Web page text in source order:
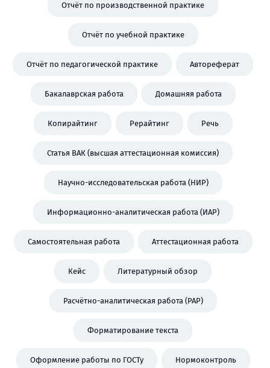
Отчёт по производственной практике
Отчёт по учебной практике
Отчёт по педагогической практике Автореферат
Бакалаврская работа Домашняя работа
Копирайтинг Рерайтинг Речь
Статья ВАК (высшая аттестационная комиссия)
Научно-исследовательская работа (НИР)
Информационно-аналитическая работа (ИАР)
Самостоятельная работа Аттестационная работа
Кейс Литературный обзор
Расчётно-аналитическая работа (РАР)
Форматирование текста
Оформление работы по ГОСТу Нормоконтроль